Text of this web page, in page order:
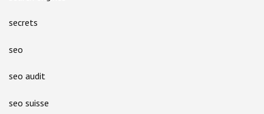
secrets
seo
seo audit
seo suisse